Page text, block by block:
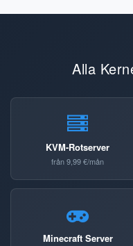
Alla
KVM-Rotserver
från 9,99 €/mån
Minecraft Server